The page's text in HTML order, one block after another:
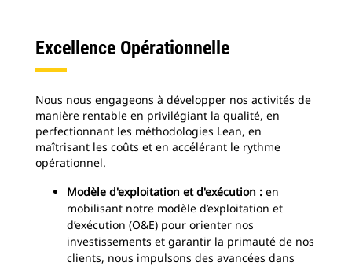
Excellence Opérationnelle
Nous nous engageons à développer nos activités de
manière rentable en privilégiant la qualité, en
perfectionnant les méthodologies Lean, en
maîtrisant les coûts et en accélérant le rythme
opérationnel.
Modèle d'exploitation et d'exécution : en
mobilisant notre modèle d’exploitation et
d’exécution (O&E) pour orienter nos
investissements et garantir la primauté de nos
clients, nous impulsons des avancées dans